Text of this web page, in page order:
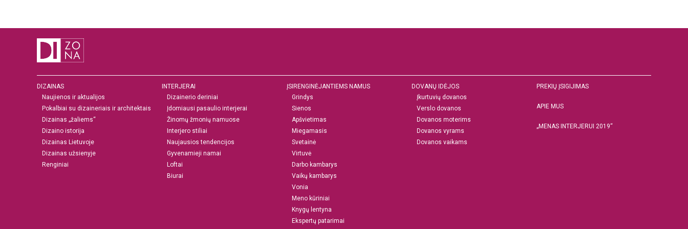
DIZAINAS
Naujienos ir aktualijos
Pokalbiai su dizaineriais ir architektais
Dizainas „žaliems“
Dizaino istorija
Dizainas Lietuvoje
Dizainas užsienyje
Renginiai
INTERJERAI
Dizainerio deriniai
Įdomiausi pasaulio interjerai
Žinomų žmonių namuose
Interjero stiliai
Naujausios tendencijos
Gyvenamieji namai
Loftai
Biurai
ĮSIRENGINĖJANTIEMS NAMUS
Grindys
Sienos
Apšvietimas
Miegamasis
Svetainė
Virtuvė
Darbo kambarys
Vaikų kambarys
Vonia
Meno kūriniai
Knygų lentyna
Ekspertų patarimai
DOVANŲ IDĖJOS
Įkurtuvių dovanos
Verslo dovanos
Dovanos moterims
Dovanos vyrams
Dovanos vaikams
PREKIŲ ĮSIGIJIMAS
APIE MUS
„MENAS INTERJERUI 2019“